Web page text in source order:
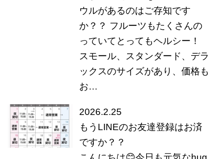
ウルがあるのはご存知です
か？？ フルーツもたくさんの
っていてとってもヘルシー！
スモール、スタンダード、デラ
ックスのサイズがあり、価格も
お…
2026.2.25
もうLINEのお友達登録はお済
ですか？？